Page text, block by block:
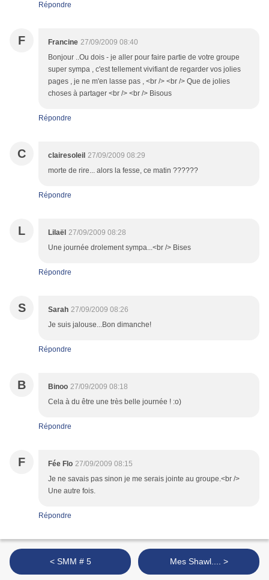
Répondre
F Francine 27/09/2009 08:40
Bonjour ..Ou dois - je aller pour faire partie de votre groupe
super sympa , c'est tellement vivifiant de regarder vos jolies
pages , je ne m'en lasse pas , <br /> <br /> Que de jolies
choses à partager <br /> <br /> Bisous
Répondre
C clairesoleil 27/09/2009 08:29
morte de rire... alors la fesse, ce matin ??????
Répondre
L Lilaël 27/09/2009 08:28
Une journée drolement sympa...<br /> Bises
Répondre
S Sarah 27/09/2009 08:26
Je suis jalouse...Bon dimanche!
Répondre
B Binoo 27/09/2009 08:18
Cela à du être une très belle journée ! :o)
Répondre
F Fée Flo 27/09/2009 08:15
Je ne savais pas sinon je me serais jointe au groupe.<br />
Une autre fois.
Répondre
< SMM # 5 Mes Shawl.... >